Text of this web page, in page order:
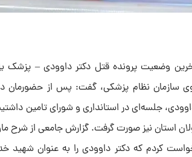
وضعیت پرونده قتل دکتر داوودی – پزشک
سازمان نظام پزشکی، گفت: پس از حضورمان
داوودی، جلسه‌ای در استانداری و شورای تامین
استان نیز صورت گرفت. گزارش جامعی از شرح
کردم که دکتر داوودی را به عنوان شهید